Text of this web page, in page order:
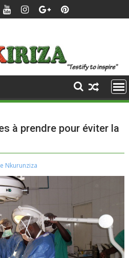
à prendre pour éviter la
Nkurunziza